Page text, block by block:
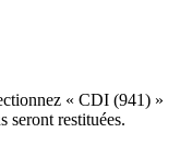
« CDI (941) »
seront restituées.